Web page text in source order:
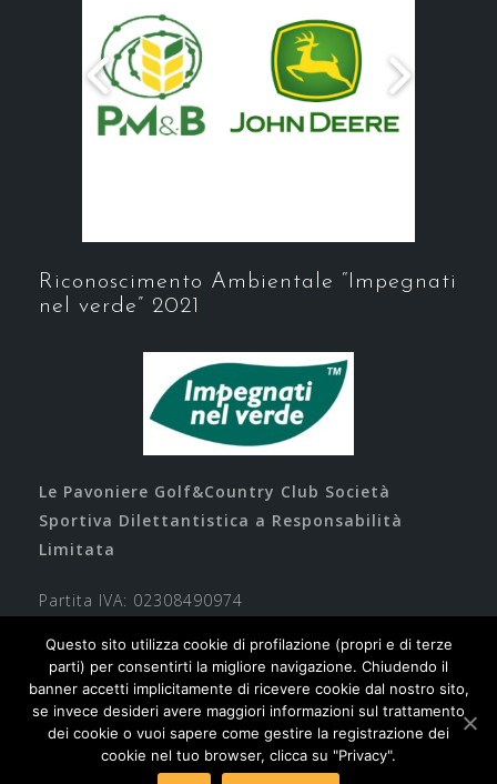
Riconoscimento Ambientale “Impegnati
nel verde” 2021
Le Pavoniere Golf&Country Club Società
Sportiva Dilettantistica a Responsabilità
Limitata
Partita IVA: 02308490974
Contatti Privacy
Cookie
Questo sito utilizza cookie di profilazione (propri e di terze
parti) per consentirti la migliore navigazione. Chiudendo il
banner accetti implicitamente di ricevere cookie dal nostro sito,
se invece desideri avere maggiori informazioni sul trattamento
dei cookie o vuoi sapere come gestire la registrazione dei
cookie nel tuo browser, clicca su "Privacy".